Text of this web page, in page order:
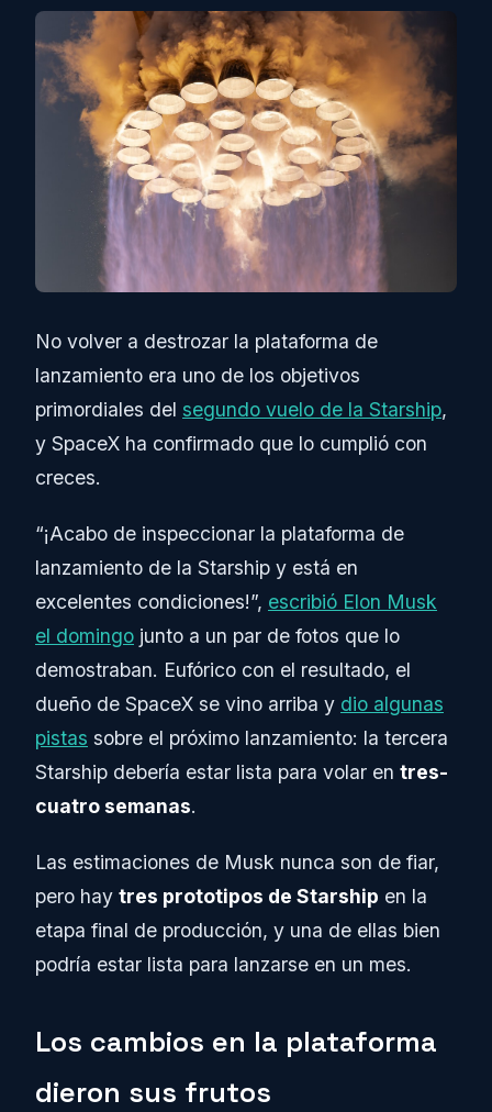
No volver a destrozar la plataforma de
lanzamiento era uno de los objetivos
primordiales del segundo vuelo de la Starship,
y SpaceX ha confirmado que lo cumplió con
creces.
“¡Acabo de inspeccionar la plataforma de
lanzamiento de la Starship y está en
excelentes condiciones!”, escribió Elon Musk
el domingo junto a un par de fotos que lo
demostraban. Eufórico con el resultado, el
dueño de SpaceX se vino arriba y dio algunas
pistas sobre el próximo lanzamiento: la tercera
Starship debería estar lista para volar en tres-
cuatro semanas.
Las estimaciones de Musk nunca son de fiar,
pero hay tres prototipos de Starship en la
etapa final de producción, y una de ellas bien
podría estar lista para lanzarse en un mes.
Los cambios en la plataforma
dieron sus frutos